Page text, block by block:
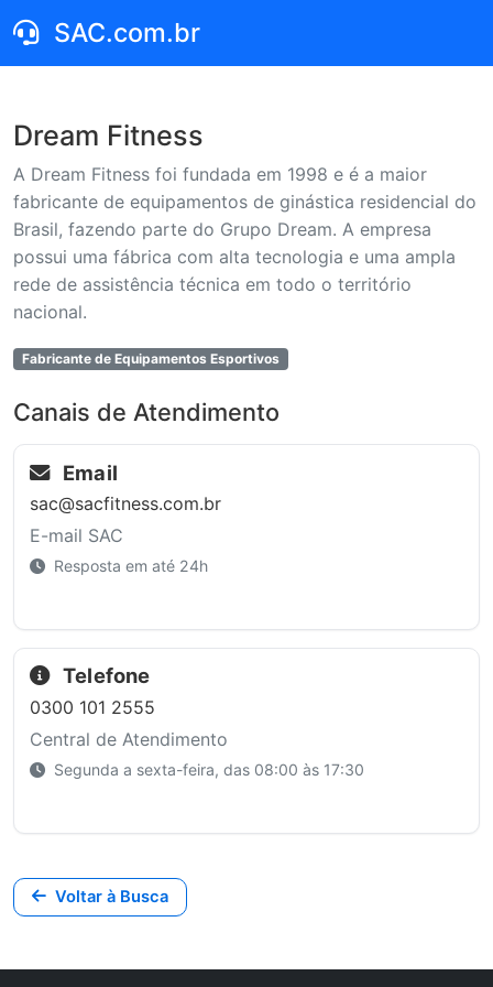
SAC.com.br
Dream Fitness
A Dream Fitness foi fundada em 1998 e é a maior
fabricante de equipamentos de ginástica residencial do
Brasil, fazendo parte do Grupo Dream. A empresa
possui uma fábrica com alta tecnologia e uma ampla
rede de assistência técnica em todo o território
nacional.
Fabricante de Equipamentos Esportivos
Canais de Atendimento
Email
sac@sacfitness.com.br
E-mail SAC
Resposta em até 24h
Telefone
0300 101 2555
Central de Atendimento
Segunda a sexta-feira, das 08:00 às 17:30
Voltar à Busca